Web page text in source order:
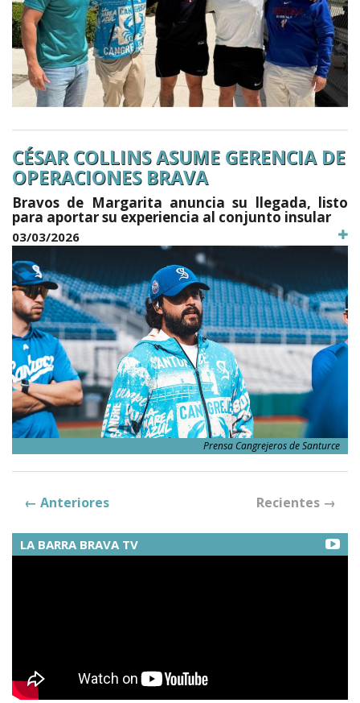
CÉSAR COLLINS ASUME GERENCIA DE
OPERACIONES BRAVA
Bravos de Margarita anuncia su llegada, listo
para aportar su experiencia al conjunto insular
03/03/2026
Prensa Cangrejeros de Santurce
← Anteriores Recientes →
LA BARRA BRAVA TV